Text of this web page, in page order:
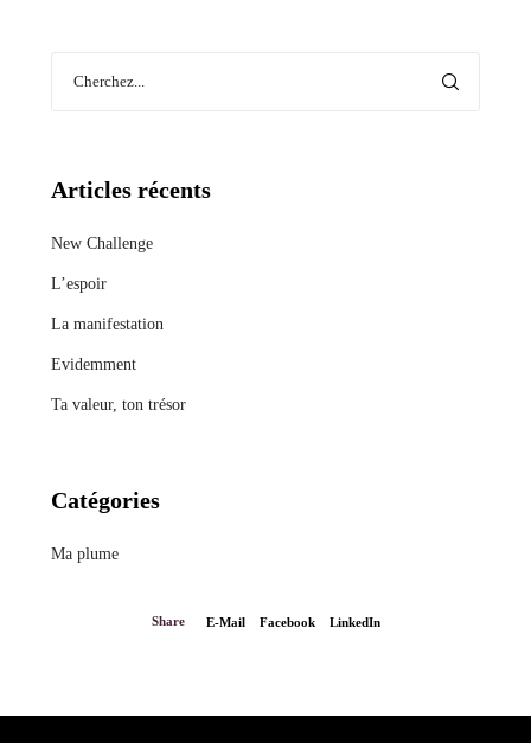
Articles récents
New Challenge
L’espoir
La manifestation
Evidemment
Ta valeur, ton trésor
Catégories
Ma plume
Share E-Mail Facebook LinkedIn